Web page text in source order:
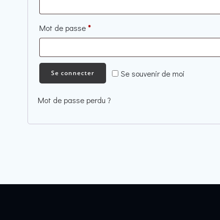
Mot de passe*Obligatoire
Se souvenir de moi
Se connecter
Mot de passe perdu ?